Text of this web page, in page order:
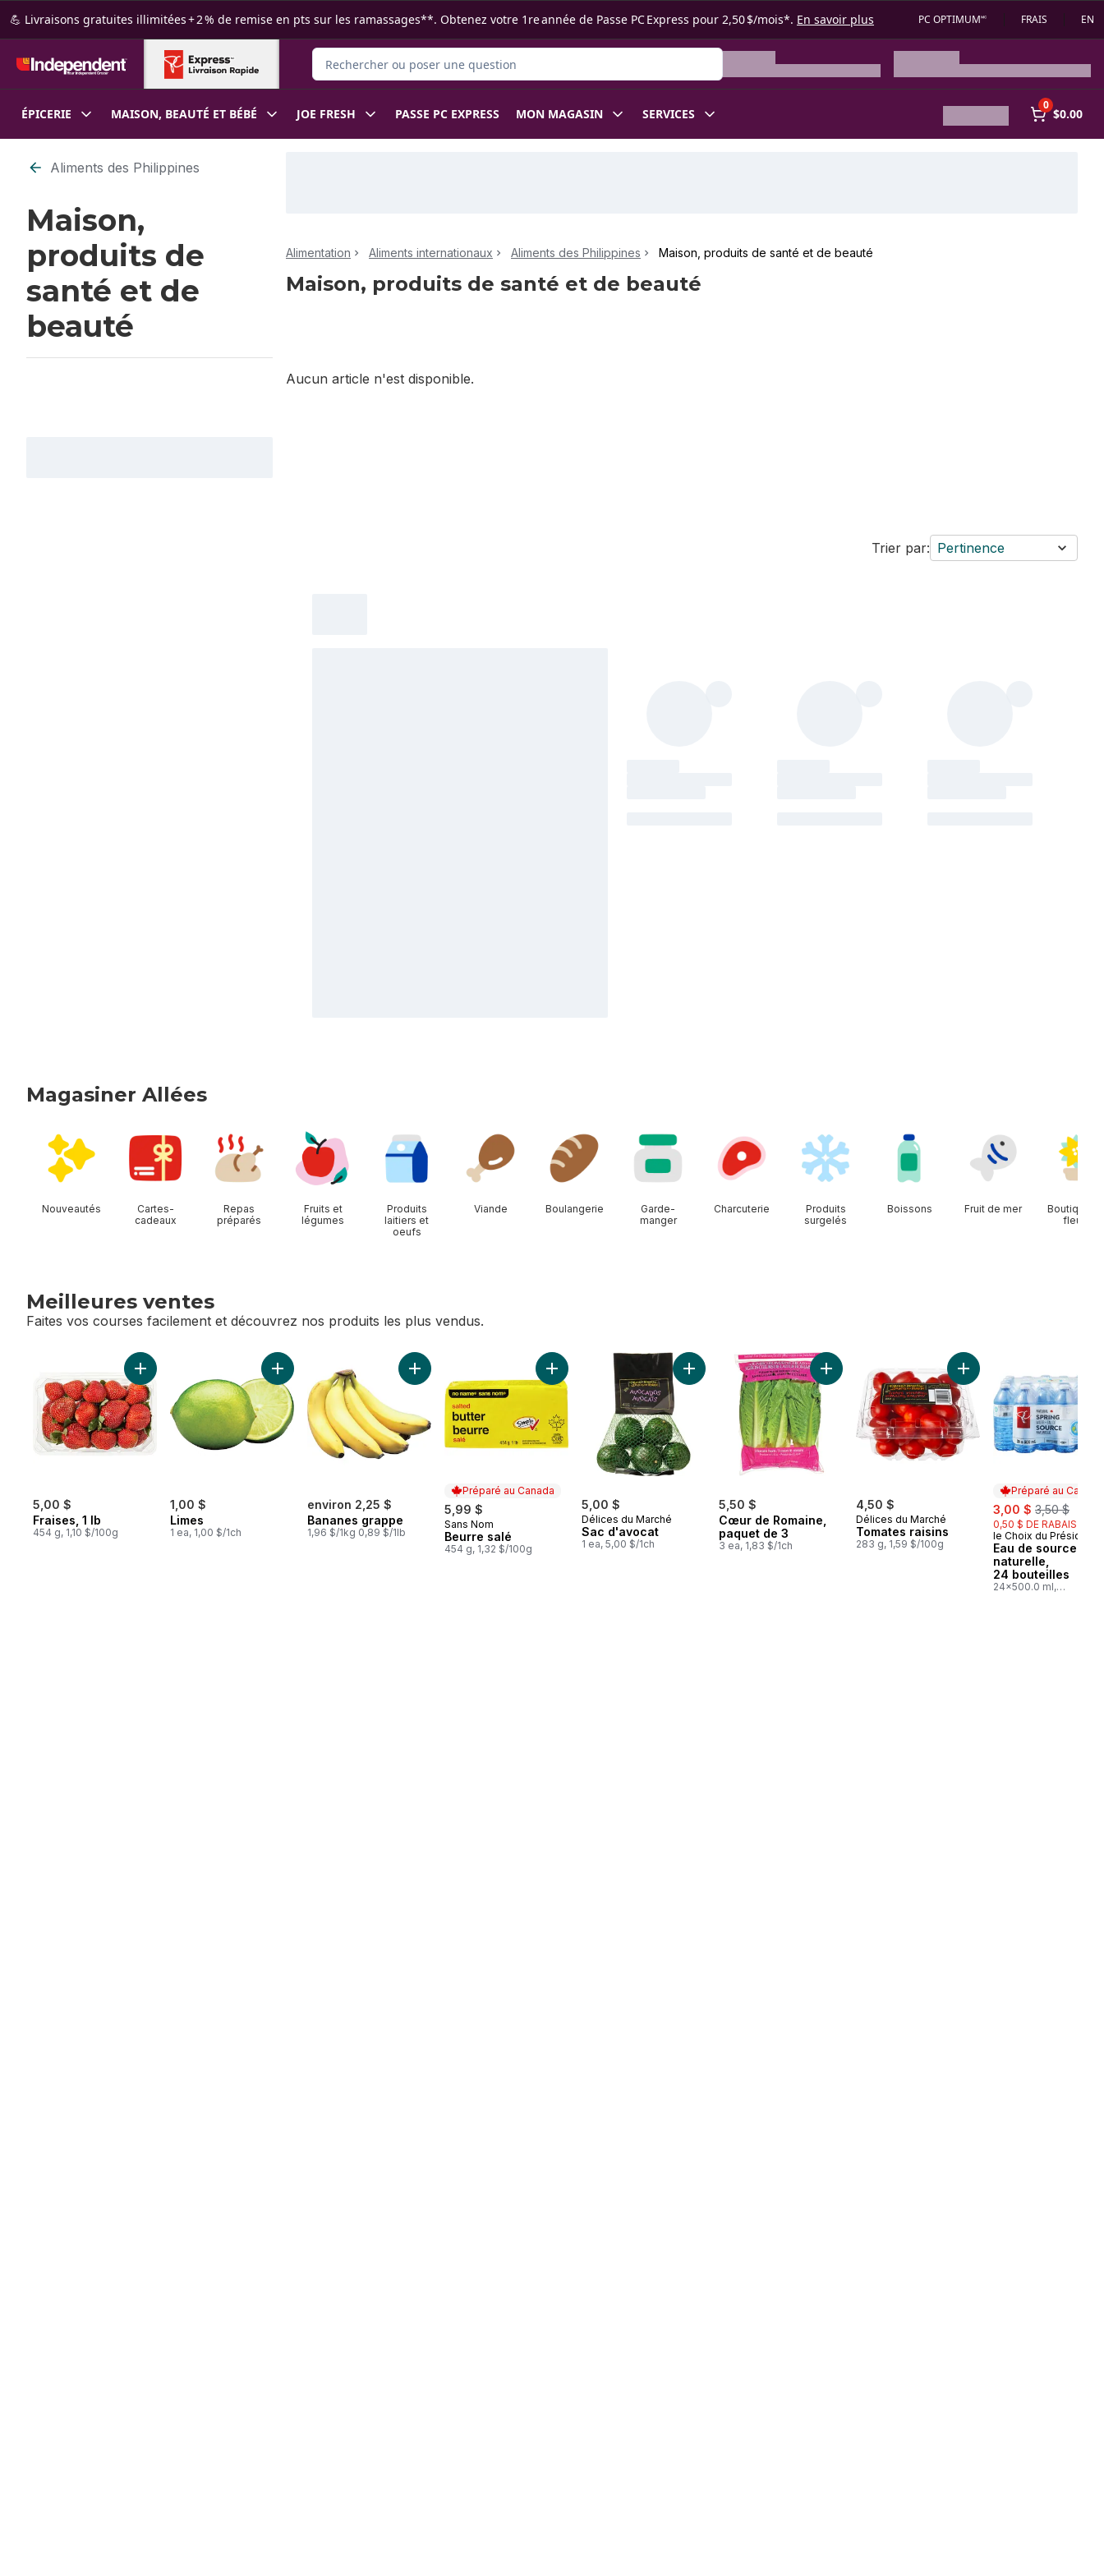
Passer au contenu principal
Passer au pied de page
💪 Livraisons gratuites illimitées + 2 % de remise en pts sur les ramassages**. Obtenez votre 1re année de Passe PC Express pour 2,50 $/mois*. En savoir plus PC OPTIMUM🅪 FRAIS EN
Rechercher des produits
ÉPICERIE MAISON, BEAUTÉ ET BÉBÉ JOE FRESH PASSE PC EXPRESS MON MAGASIN SERVICES
0
$0.00
Passer au filtrage du contenu
Aliments des Philippines
Maison,
produits de
santé et de
beauté
Alimentation Aliments internationaux Aliments des Philippines Maison, produits de santé et de beauté
Maison, produits de santé et de beauté
Aucun article n'est disponible.
Trier par: Pertinence
Magasiner Allées
Nouveautés
Cartes-
cadeaux
Repas
préparés
Fruits et
légumes
Produits
laitiers et
oeufs
Viande Boulangerie
Garde-
manger
Charcuterie
Produits
surgelés
Boissons Fruit de mer
Boutique
fleurs
Meilleures ventes
Faites vos courses facilement et découvrez nos produits les plus vendus.
sauter Meilleures ventes
5,00 $
Fraises, 1 lb
454 g, 1,10 $/100g
Ajouter Fraises, 1 lb au panier
1,00 $
Limes
1 ea, 1,00 $/1ch
Ajouter Limes au panier
environ 2,25 $
Bananes grappe
1,96 $/1kg 0,89 $/1lb
Ajouter Bananes grappe au panier
Préparé au Canada
5,99 $
Préparé au Canada
Sans Nom
Beurre salé
454 g, 1,32 $/100g
Ajouter Beurre salé au panier
5,00 $
Délices du Marché
Sac d'avocat
1 ea, 5,00 $/1ch
Ajouter Sac d'avocat au panier
5,50 $
Cœur de Romaine,
paquet de 3
3 ea, 1,83 $/1ch
Ajouter Cœur de Romaine, paquet de 3 au panier
4,50 $
Délices du Marché
Tomates raisins
283 g, 1,59 $/100g
Ajouter Tomates raisins
Préparé au Canada
sale:
3,00 $ , formerly:
3,50 $
0,50 $ DE RABAIS
Préparé au
le Choix du Président
Eau de source
naturelle,
24 bouteilles
24x500.0 ml,